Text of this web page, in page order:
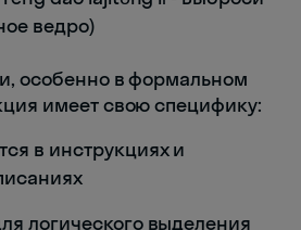
ведро)
особенно в формальном
имеет свою специфику:
в инструкциях и
логического выделения